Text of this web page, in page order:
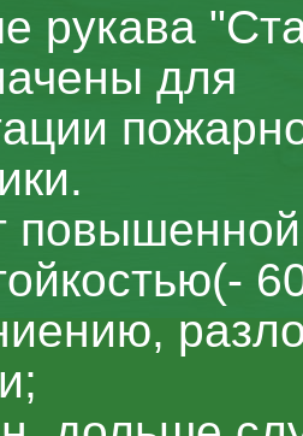
рукава
для
повышенной